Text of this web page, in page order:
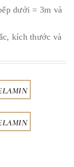
dưới = 3m và
kích thước và